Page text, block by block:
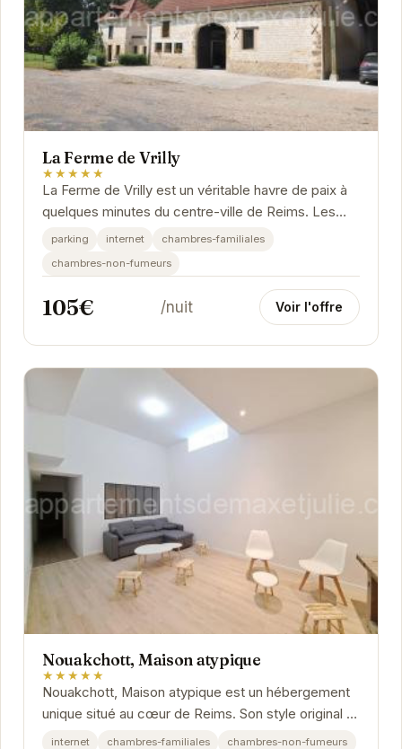
La Ferme de Vrilly
★★★★★
La Ferme de Vrilly est un véritable havre de paix à
quelques minutes du centre-ville de Reims. Les
chambres, décorées avec goût, offrent tout le...
parking internet
chambres-familiales
chambres-non-fumeurs
105€ /nuit Voir l'offre
Nouakchott, Maison atypique
★★★★★
Nouakchott, Maison atypique est un hébergement
unique situé au cœur de Reims. Son style original et
son atmosphère chaleureuse vous promettent un...
internet chambres-familiales chambres-non-fumeurs